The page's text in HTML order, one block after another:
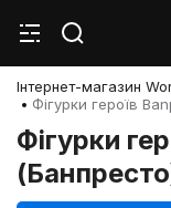
Інтернет-магазин
Фігурки героїв
Фігурки